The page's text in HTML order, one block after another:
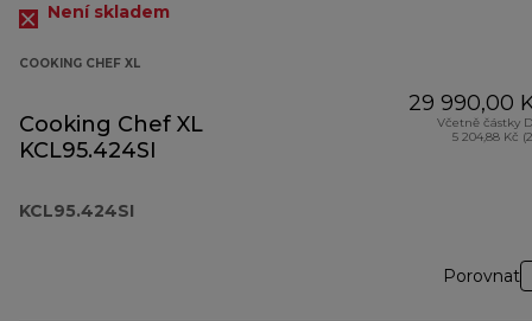
Není skladem
COOKING CHEF XL
Cooking Chef XL
KCL95.424SI
KCL95.424SI
29 990,00
Včetně částky
5 204,88 Kč
Porovnat